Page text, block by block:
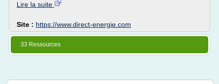
Lire la suite
Site : https://www.direct-energie.com
33 Ressources